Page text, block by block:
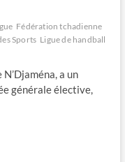
Fédération tchadienne
Sports Ligue de handball
a un
générale élective,